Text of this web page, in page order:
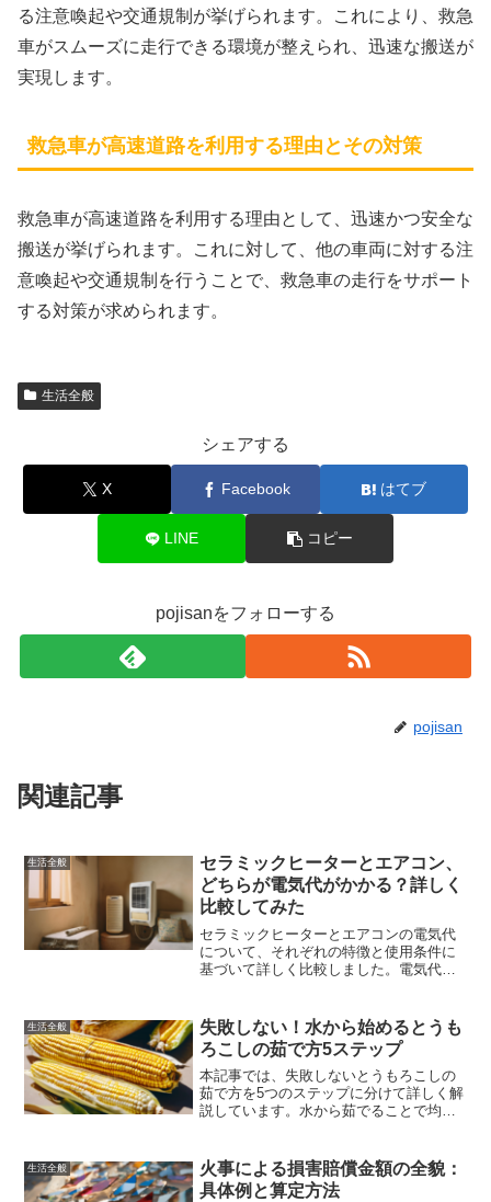
る注意喚起や交通規制が挙げられます。これにより、救急
車がスムーズに走行できる環境が整えられ、迅速な搬送が
実現します。
救急車が高速道路を利用する理由とその対策
救急車が高速道路を利用する理由として、迅速かつ安全な
搬送が挙げられます。これに対して、他の車両に対する注
意喚起や交通規制を行うことで、救急車の走行をサポート
する対策が求められます。
生活全般
シェアする
X Facebook はてブ
LINE コピー
pojisanをフォローする
pojisan
関連記事
生活全般
セラミックヒーターとエアコン、
どちらが電気代がかかる？詳しく
比較してみた
セラミックヒーターとエアコンの電気代
について、それぞれの特徴と使用条件に
基づいて詳しく比較しました。電気代を
合った暖房器具選びのお手伝いをしま
す。
生活全般
失敗しない！水から始めるとうも
ろこしの茹で方5ステップ
本記事では、失敗しないとうもろこしの
茹で方を5つのステップに分けて詳しく解
説しています。水から茹でることで均等
こしのアレンジレシピやよくある質問に
も回答しています。
生活全般
火事による損害賠償金額の全貌：
具体例と算定方法